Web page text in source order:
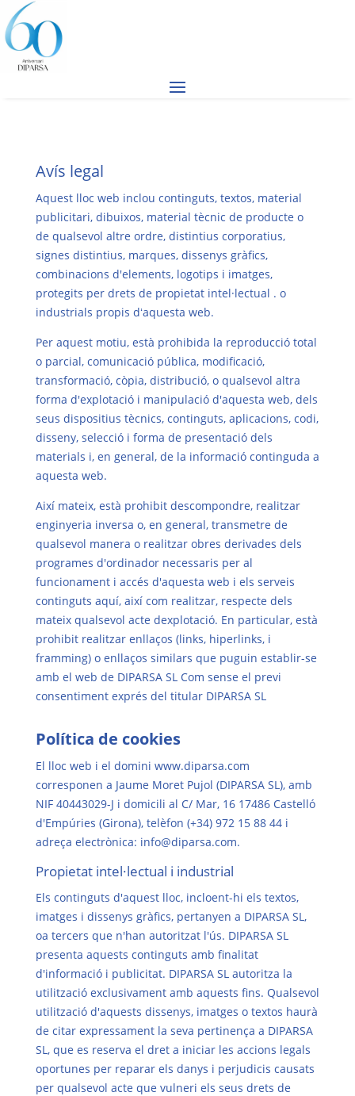
Avís legal
Aquest lloc web inclou continguts, textos, material
publicitari, dibuixos, material tècnic de producte o
de qualsevol altre ordre, distintius corporatius,
signes distintius, marques, dissenys gràfics,
combinacions d'elements, logotips i imatges,
protegits per drets de propietat intel·lectual . o
industrials propis dʻaquesta web.
Per aquest motiu, està prohibida la reproducció total
o parcial, comunicació pública, modificació,
transformació, còpia, distribució, o qualsevol altra
forma d'explotació i manipulació d'aquesta web, dels
seus dispositius tècnics, continguts, aplicacions, codi,
disseny, selecció i forma de presentació dels
materials i, en general, de la informació continguda a
aquesta web.
Així mateix, està prohibit descompondre, realitzar
enginyeria inversa o, en general, transmetre de
qualsevol manera o realitzar obres derivades dels
programes d'ordinador necessaris per al
funcionament i accés d'aquesta web i els serveis
continguts aquí, així com realitzar, respecte dels
mateix qualsevol acte dexplotació. En particular, està
prohibit realitzar enllaços (links, hiperlinks, i
framming) o enllaços similars que puguin establir-se
amb el web de DIPARSA SL Com sense el previ
consentiment exprés del titular DIPARSA SL
Política de cookies
El lloc web i el domini www.diparsa.com
corresponen a Jaume Moret Pujol (DIPARSA SL), amb
NIF 40443029-J i domicili al C/ Mar, 16 17486 Castelló
d'Empúries (Girona), telèfon (+34) 972 15 88 44 i
adreça electrònica: info@diparsa.com.
Propietat intel·lectual i industrial
Els continguts d'aquest lloc, incloent-hi els textos,
imatges i dissenys gràfics, pertanyen a DIPARSA SL,
oa tercers que n'han autoritzat l'ús. DIPARSA SL
presenta aquests continguts amb finalitat
d'informació i publicitat. DIPARSA SL autoritza la
utilització exclusivament amb aquests fins. Qualsevol
utilització d'aquests dissenys, imatges o textos haurà
de citar expressament la seva pertinença a DIPARSA
SL, que es reserva el dret a iniciar les accions legals
oportunes per reparar els danys i perjudicis causats
per qualsevol acte que vulneri els seus drets de